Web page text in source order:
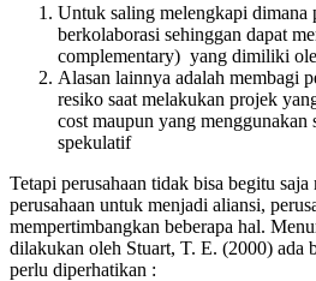
Untuk saling melengkapi dimana
berkolaborasi sehinggan dapat
complementary) yang dimiliki
Alasan lainnya adalah membagi
resiko saat melakukan projek
cost maupun yang menggunakan
spekulatif
Tetapi perusahaan tidak bisa begitu
perusahaan untuk menjadi aliansi,
mempertimbangkan beberapa hal.
dilakukan oleh Stuart, T. E. (2000) ada
perlu diperhatikan :